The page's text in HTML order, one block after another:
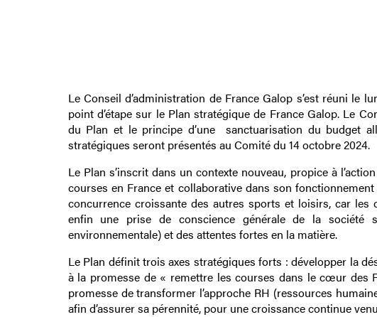
Le Conseil d’administration de France Galop s’est réuni le
point d’étape sur le Plan stratégique de France Galop. Le
du Plan et le principe d’une sanctuarisation du budget
stratégiques seront présentés au Comité du 14 octobre 2024.
Le Plan s’inscrit dans un contexte nouveau, propice à
courses en France et collaborative dans son
concurrence croissante des autres sports et loisirs, car
enfin une prise de conscience générale de la société
environnementale) et des attentes fortes en la matière.
Le Plan définit trois axes stratégiques forts : développer la
à la promesse de « remettre les courses dans le cœur des
promesse de transformer l’approche RH (ressources
afin d’assurer sa pérennité, pour une croissance continue